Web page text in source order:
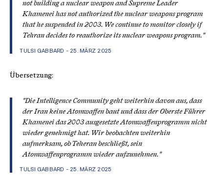
not building a nuclear weapon and Supreme Leader
Khamenei has not authorized the nuclear weapons program
that he suspended in 2003. We continue to monitor closely if
Tehran decides to reauthorize its nuclear weapons program."
TULSI GABBARD - 25. MÄRZ 2025
Übersetzung:
"Die Intelligence Community geht weiterhin davon aus, dass
der Iran keine Atomwaffen baut und dass der Oberste Führer
Khamenei das 2003 ausgesetzte Atomwaffenprogramm nicht
wieder genehmigt hat. Wir beobachten weiterhin
aufmerksam, ob Teheran beschließt, sein
Atomwaffenprogramm wieder aufzunehmen."
TULSI GABBARD - 25. MÄRZ 2025